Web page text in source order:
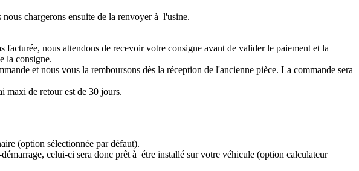
chargerons ensuite de la renvoyer à l'usine.
facturée, nous attendons de recevoir votre consigne avant de valider le paiement et la
la consigne.
et nous vous la remboursons dès la réception de l'ancienne pièce. La commande sera
maxi de retour est de 30 jours.
(option sélectionnée par défaut).
celui-ci sera donc prêt à étre installé sur votre véhicule (option calculateur